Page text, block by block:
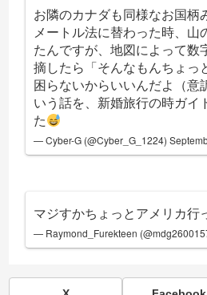
お隣のカナダも同様なお国柄
メートル法に替わった時、山
たんですが、地図によって数
摘したら「そんなもんちょっ
困らないからいいんだよ（意
いう話を、新婚旅行の時ガイ
た
— Cyber-G (@Cyber_G_1224)
マジすかちょっとアメリカ行
— Raymond_Furekteen